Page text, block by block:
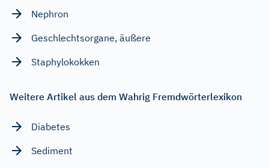
Nephron
Geschlechtsorgane, äußere
Staphylokokken
Weitere Artikel aus dem Wahrig Fremdwörterlexikon
Diabetes
Sediment